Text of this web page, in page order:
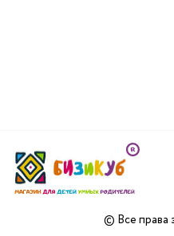
© Все права